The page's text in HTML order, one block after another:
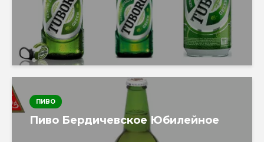
ПИВО
Пиво Бердичевское Юбилейное